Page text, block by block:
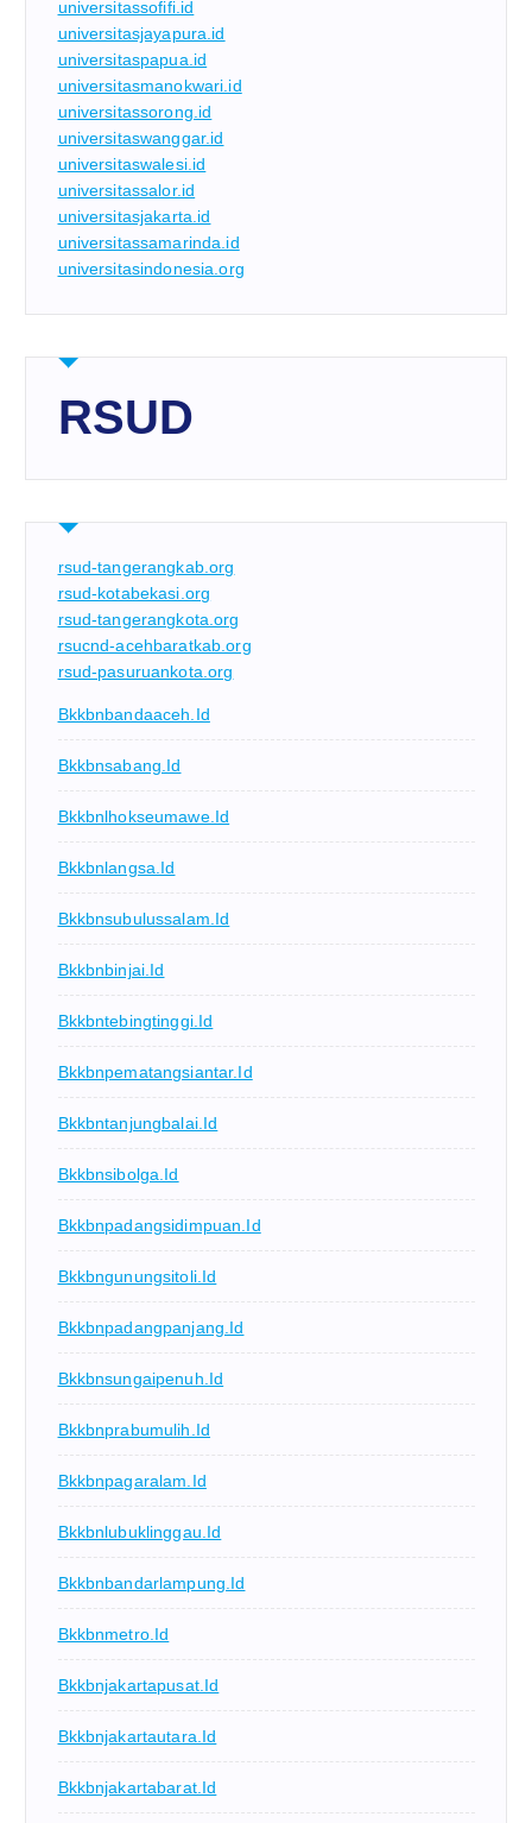
universitassofifi.id
universitasjayapura.id
universitaspapua.id
universitasmanokwari.id
universitassorong.id
universitaswanggar.id
universitaswalesi.id
universitassalor.id
universitasjakarta.id
universitassamarinda.id
universitasindonesia.org
RSUD
rsud-tangerangkab.org
rsud-kotabekasi.org
rsud-tangerangkota.org
rsucnd-acehbaratkab.org
rsud-pasuruankota.org
Bkkbnbandaaceh.id
Bkkbnsabang.id
Bkkbnlhokseumawe.id
Bkkbnlangsa.id
Bkkbnsubulussalam.id
Bkkbnbinjai.id
Bkkbntebingtinggi.id
Bkkbnpematangsiantar.id
Bkkbntanjungbalai.id
Bkkbnsibolga.id
Bkkbnpadangsidimpuan.id
Bkkbngunungsitoli.id
Bkkbnpadangpanjang.id
Bkkbnsungaipenuh.id
Bkkbnprabumulih.id
Bkkbnpagaralam.id
Bkkbnlubuklinggau.id
Bkkbnbandarlampung.id
Bkkbnmetro.id
Bkkbnjakartapusat.id
Bkkbnjakartautara.id
Bkkbnjakartabarat.id